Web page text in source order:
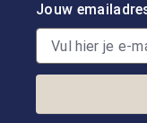
Jouw